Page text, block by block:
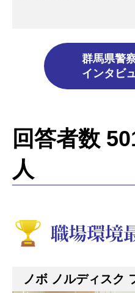
群馬県警
インタビ
回答者数
人
ノボ ノルディスク